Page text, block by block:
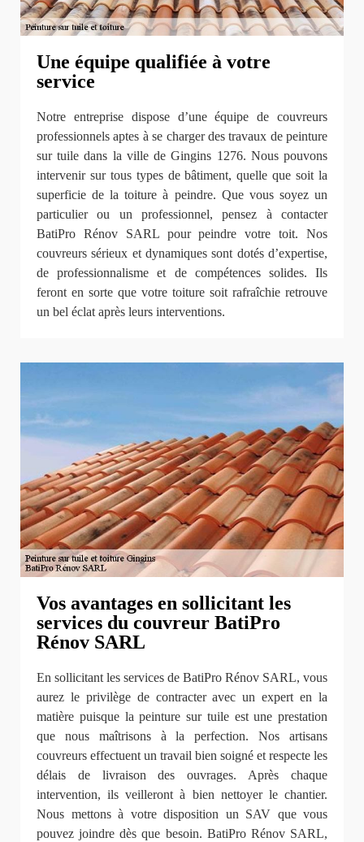
Une équipe qualifiée à votre
service
Notre entreprise dispose d’une équipe de couvreurs
professionnels aptes à se charger des travaux de peinture
sur tuile dans la ville de Gingins 1276. Nous pouvons
intervenir sur tous types de bâtiment, quelle que soit la
superficie de la toiture à peindre. Que vous soyez un
particulier ou un professionnel, pensez à contacter
BatiPro Rénov SARL pour peindre votre toit. Nos
couvreurs sérieux et dynamiques sont dotés d’expertise,
de professionnalisme et de compétences solides. Ils
feront en sorte que votre toiture soit rafraîchie retrouve
un bel éclat après leurs interventions.
Vos avantages en sollicitant les
services du couvreur BatiPro
Rénov SARL
En sollicitant les services de BatiPro Rénov SARL, vous
aurez le privilège de contracter avec un expert en la
matière puisque la peinture sur tuile est une prestation
que nous maîtrisons à la perfection. Nos artisans
couvreurs effectuent un travail bien soigné et respecte les
délais de livraison des ouvrages. Après chaque
intervention, ils veilleront à bien nettoyer le chantier.
Nous mettons à votre disposition un SAV que vous
pouvez joindre dès que besoin. BatiPro Rénov SARL,